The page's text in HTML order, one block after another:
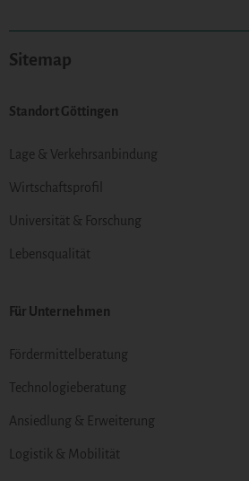
Sitemap
Standort Göttingen
Lage & Verkehrsanbindung
Wirtschaftsprofil
Universität & Forschung
Lebensqualität
Für Unternehmen
Fördermittelberatung
Technologieberatung
Ansiedlung & Erweiterung
Logistik & Mobilität